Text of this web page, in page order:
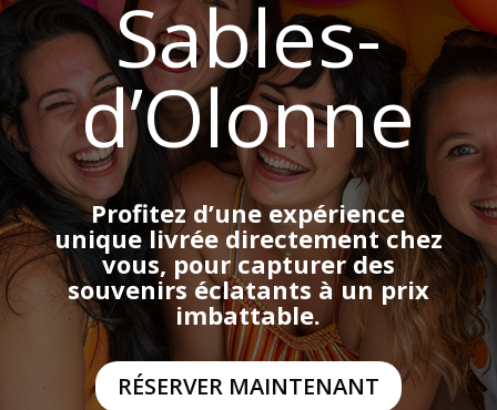
Sables-
d’Olonne
Profitez d’une expérience
unique livrée directement chez
vous, pour capturer des
souvenirs éclatants à un prix
imbattable.
RÉSERVER MAINTENANT